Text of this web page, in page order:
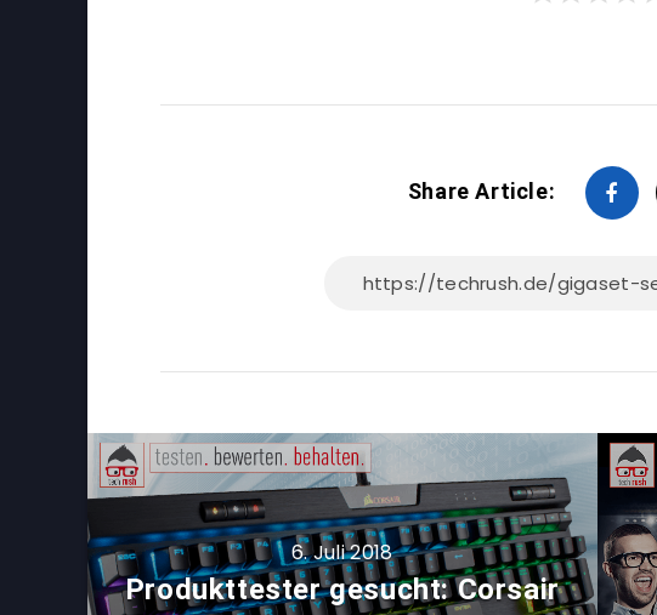
Share Article:
6. Juli 2018
Produkttester gesucht: Corsair